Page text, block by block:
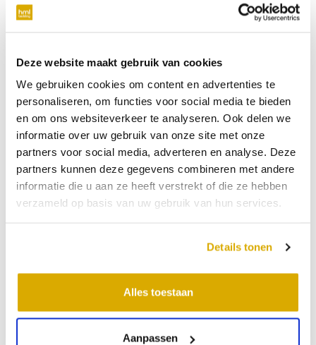
Deze website maakt gebruik van cookies
We gebruiken cookies om content en advertenties te
personaliseren, om functies voor social media te bieden
en om ons websiteverkeer te analyseren. Ook delen we
informatie over uw gebruik van onze site met onze
partners voor social media, adverteren en analyse. Deze
partners kunnen deze gegevens combineren met andere
informatie die u aan ze heeft verstrekt of die ze hebben
verzameld op basis van uw gebruik van hun services.
Details tonen
Alles toestaan
Aanpassen
verplicht
niet verplicht
Datum:27-08-2026
Tijdstip:
Verkooppunt